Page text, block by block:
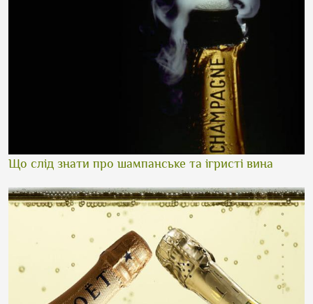
Що слід знати про шампанське та ігристі вина